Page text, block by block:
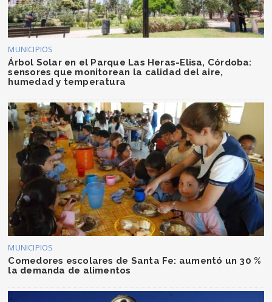
MUNICIPIOS
Árbol Solar en el Parque Las Heras-Elisa, Córdoba:
sensores que monitorean la calidad del aire,
humedad y temperatura
MUNICIPIOS
Comedores escolares de Santa Fe: aumentó un 30 %
la demanda de alimentos